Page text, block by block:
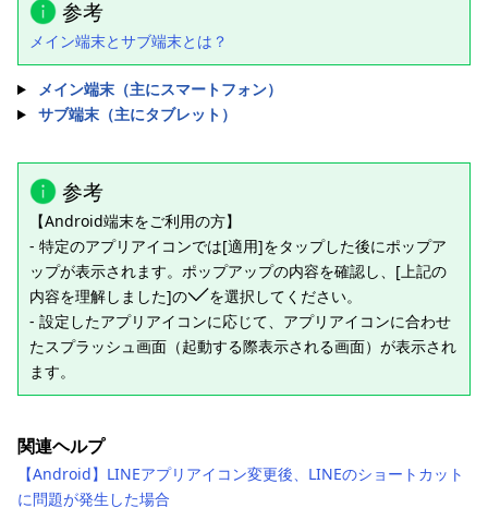
参考
メイン端末とサブ端末とは？
メイン端末（主にスマートフォン）
サブ端末（主にタブレット）
参考
【Android端末をご利用の方】
- 特定のアプリアイコンでは[適用]をタップした後にポップア
ップが表示されます。ポップアップの内容を確認し、[上記の
内容を理解しました]の
を選択してください。
- 設定したアプリアイコンに応じて、アプリアイコンに合わせ
たスプラッシュ画面（起動する際表示される画面）が表示され
ます。
関連ヘルプ
【Android】LINEアプリアイコン変更後、LINEのショートカット
に問題が発生した場合